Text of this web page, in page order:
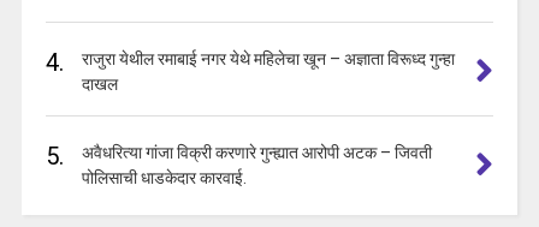
4.
राजुरा येथील रमाबाई नगर येथे महिलेचा खून – अज्ञाता विरूध्द गुन्हा
दाखल
5.
अवैधरित्या गांजा विक्री करणारे गुन्ह्यात आरोपी अटक – जिवती
पोलिसाची धाडकेदार कारवाई.